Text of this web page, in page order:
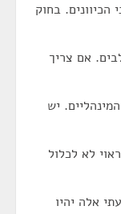
בחוק
אם צריך
יש
לא לכלול
אלה יהיו